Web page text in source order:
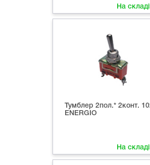
На
Тумблер 2пол.* 2конт.
ENERGIO
На